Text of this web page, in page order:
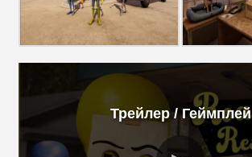
Трейлер / Геймплей